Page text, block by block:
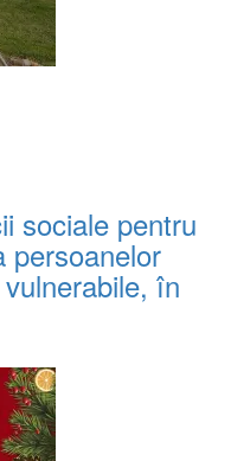
sociale pentru
persoanelor
în